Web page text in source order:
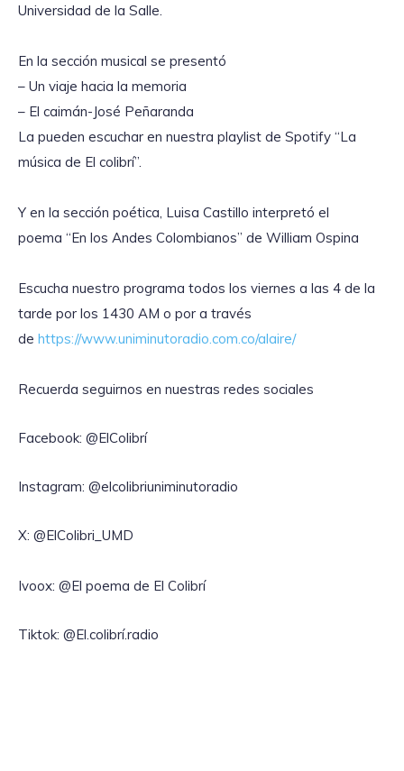
Universidad de la Salle.
En la sección musical se presentó
– Un viaje hacia la memoria
– El caimán-José Peñaranda
La pueden escuchar en nuestra playlist de Spotify “La
música de El colibrí”.
Y en la sección poética, Luisa Castillo interpretó el
poema “En los Andes Colombianos” de William Ospina
Escucha nuestro programa todos los viernes a las 4 de la
tarde por los 1430 AM o por a través
de https://www.uniminutoradio.com.co/alaire/
Recuerda seguirnos en nuestras redes sociales
Facebook: @ElColibrí
Instagram: @elcolibriuniminutoradio
X: @ElColibri_UMD
Ivoox: @El poema de El Colibrí
Tiktok: @El.colibrí.radio